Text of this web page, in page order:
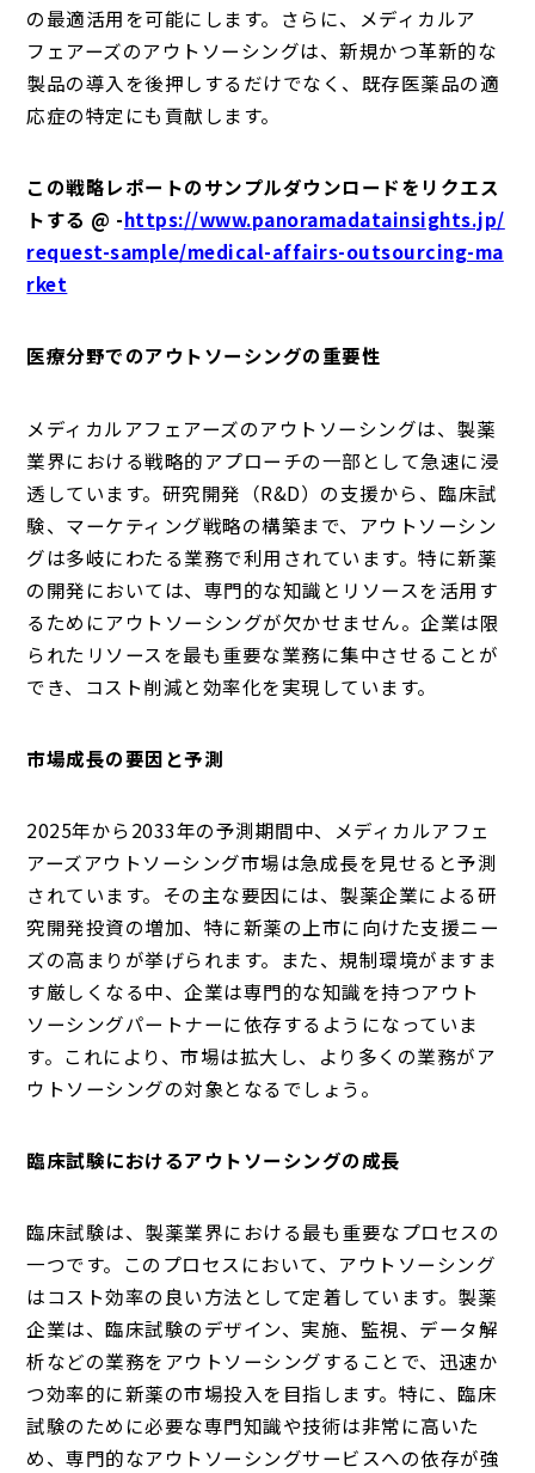
の最適活用を可能にします。さらに、メディカルア
フェアーズのアウトソーシングは、新規かつ革新的な
製品の導入を後押しするだけでなく、既存医薬品の適
応症の特定にも貢献します。
この戦略レポートのサンプルダウンロードをリクエス
トする @ -https://www.panoramadatainsights.jp/
request-sample/medical-affairs-outsourcing-ma
rket
医療分野でのアウトソーシングの重要性
メディカルアフェアーズのアウトソーシングは、製薬
業界における戦略的アプローチの一部として急速に浸
透しています。研究開発（R&D）の支援から、臨床試
験、マーケティング戦略の構築まで、アウトソーシン
グは多岐にわたる業務で利用されています。特に新薬
の開発においては、専門的な知識とリソースを活用す
るためにアウトソーシングが欠かせません。企業は限
られたリソースを最も重要な業務に集中させることが
でき、コスト削減と効率化を実現しています。
市場成長の要因と予測
2025年から2033年の予測期間中、メディカルアフェ
アーズアウトソーシング市場は急成長を見せると予測
されています。その主な要因には、製薬企業による研
究開発投資の増加、特に新薬の上市に向けた支援ニー
ズの高まりが挙げられます。また、規制環境がますま
す厳しくなる中、企業は専門的な知識を持つアウト
ソーシングパートナーに依存するようになっていま
す。これにより、市場は拡大し、より多くの業務がア
ウトソーシングの対象となるでしょう。
臨床試験におけるアウトソーシングの成長
臨床試験は、製薬業界における最も重要なプロセスの
一つです。このプロセスにおいて、アウトソーシング
はコスト効率の良い方法として定着しています。製薬
企業は、臨床試験のデザイン、実施、監視、データ解
析などの業務をアウトソーシングすることで、迅速か
つ効率的に新薬の市場投入を目指します。特に、臨床
試験のために必要な専門知識や技術は非常に高いた
め、専門的なアウトソーシングサービスへの依存が強